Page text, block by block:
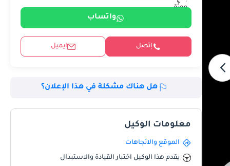
واتساب
إتصل ايميل
هل هناك مشكلة في هذا الإعلان؟
معلومات الوكيل
الموقع والاتجاهات
يقدم هذا الوكيل اختبار القيادة والاستبدال